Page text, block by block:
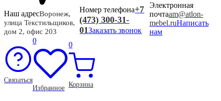
Наш адресВоронеж,
улица Текстильщиков,
дом 2, офис 203
Номер телефона+7
(473) 300-31-
01Заказать звонок
Электронная
почтаam@atlon-
mebel.ruНаписать
нам
Связаться
0
Избранное
0
Корзина